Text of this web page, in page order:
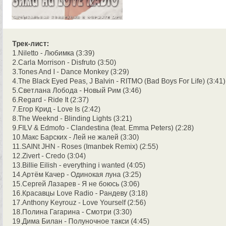
Трек-лист:
1.Niletto - Любимка (3:39)
2.Carla Morrison - Disfruto (3:50)
3.Tones And I - Dance Monkey (3:29)
4.The Black Eyed Peas, J Balvin - RITMO (Bad Boys For Life) (3:41)
5.Светлана Лобода - Новый Рим (3:46)
6.Regard - Ride It (2:37)
7.Егор Крид - Love Is (2:42)
8.The Weeknd - Blinding Lights (3:21)
9.FILV & Edmofo - Clandestina (feat. Emma Peters) (2:28)
10.Макс Барских - Лей не жалей (3:30)
11.SAINt JHN - Roses (Imanbek Remix) (2:55)
12.Zivert - Credo (3:04)
13.Billie Eilish - everything i wanted (4:05)
14.Артём Качер - Одинокая луна (3:25)
15.Сергей Лазарев - Я не боюсь (3:06)
16.Красавцы Love Radio - Рандеву (3:18)
17.Anthony Keyrouz - Love Yourself (2:56)
18.Полина Гагарина - Смотри (3:30)
19.Дима Билан - Полуночное такси (4:45)